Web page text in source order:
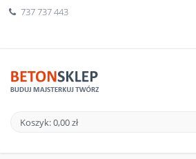
737 737 443
Koszyk: 0,00 zł